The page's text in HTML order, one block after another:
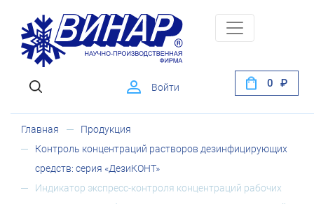
Войти 0
Главная
Продукция
Контроль концентраций растворов дезинфицирующих
средств: серия «ДезиКОНТ»
Индикатор экспресс-контроля концентраций рабочих